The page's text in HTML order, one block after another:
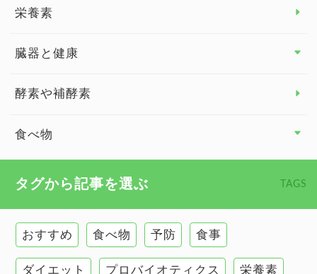
栄養素
臓器と健康
臓器と健康 トップ
慢性疲労
甲状腺
酵素や補酵素
食べ物
タグから記事を選ぶ TAGS
おすすめ 食べ物 予防 食事
ダイエット プロバイオティクス 栄養素